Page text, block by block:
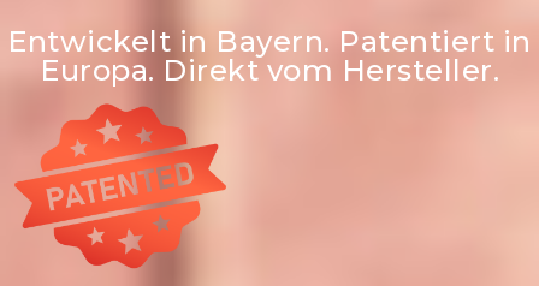
stra
Entwickelt in Bayern. Patentiert in
Europa. Direkt vom Hersteller.